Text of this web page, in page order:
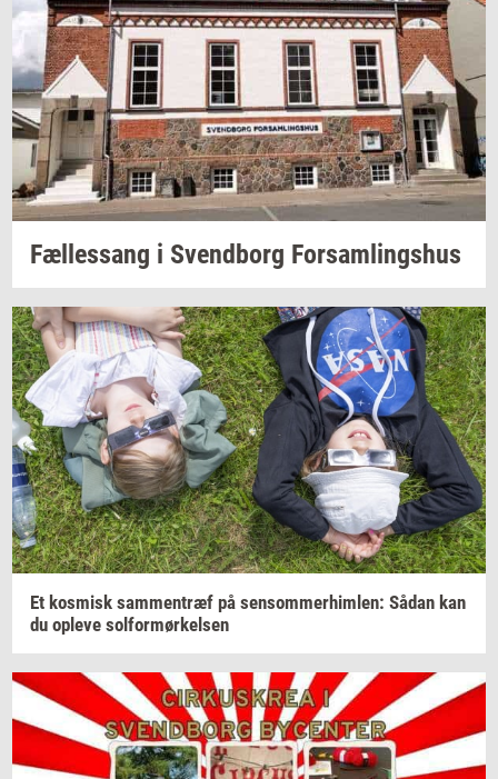
Fæl­les­sang i Svend­borg For­sam­lings­hus
Et kos­misk sam­men­træf på sen­som­mer­him­len: Sådan kan
du op­le­ve sol­for­mør­kel­sen